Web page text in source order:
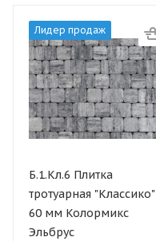
Лидер продаж
Б.1.Кл.6 Плитка
тротуарная "Классико"
60 мм Колормикс
Эльбрус